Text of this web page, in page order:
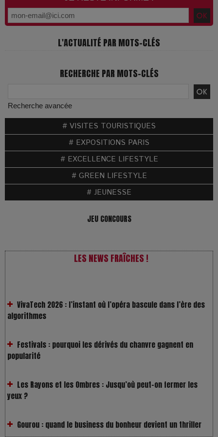
L'ACTUALITÉ PAR MOTS-CLÉS
RECHERCHE PAR MOTS-CLÉS
Recherche avancée
# VISITES TOURISTIQUES
# EXPOSITIONS PARIS
# EXCELLENCE LIFESTYLE
# GREEN LIFESTYLE
# JEUNESSE
JEU CONCOURS
LES NEWS FRAÎCHES !
LOL 2.0 : aimer, grandir et se comprendre à l’ère des